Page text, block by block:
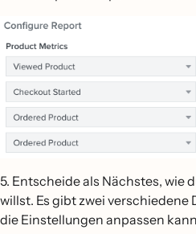
5. Entscheide als Nächstes, wie
willst. Es gibt zwei verschiedene
die Einstellungen anpassen